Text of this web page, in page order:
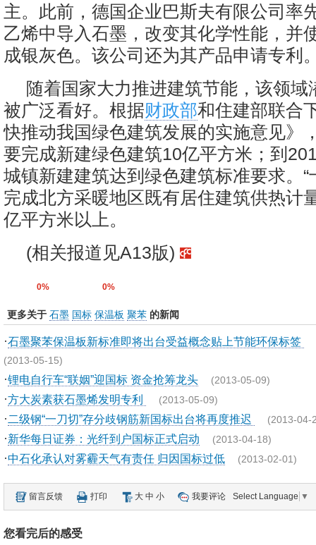
主。此前，德国企业巴斯夫有限公司率
乙烯中导入石墨，改变其化学性能，并
成银灰色。该公司还为其产品申请专利
随着国家大力推进建筑节能，该领域
被广泛看好。根据财政部和住建部联合
快推动我国绿色建筑发展的实施意见》
要完成新建绿色建筑10亿平方米；到
城镇新建建筑达到绿色建筑标准要求。“
完成北方采暖地区既有居住建筑供热计
亿平方米以上。
(相关报道见A13版)
0% 0%
更多关于 石墨 国标 保温板 聚苯 的新闻
·石墨聚苯保温板新标准即将出台受益概念贴上节能环保标签
(2013-05-15)
·锂电自行车“联姻”迎国标 资金抢筹龙头 (2013-05-09)
·方大炭素获石墨烯发明专利 (2013-05-09)
· 二级钢“一刀切”存分歧钢筋新国标出台将再度推迟 (2013-04-
·新华每日证券：光纤到户国标正式启动 (2013-04-18)
·中石化承认对雾霾天气有责任 归因国标过低 (2013-02-01)
留言反馈 打印 大 中 小 我要评论 Select Language ▼
您看完后的感受